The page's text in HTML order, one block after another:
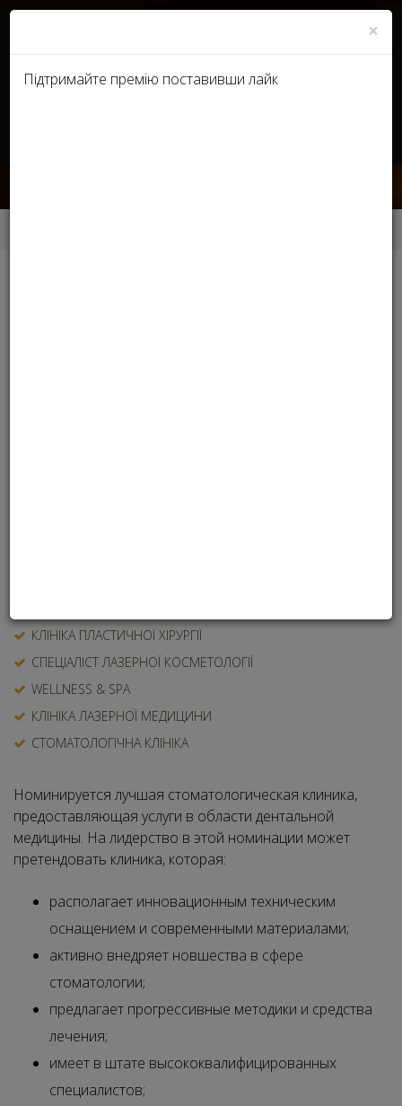
КЛІНІКА ПЛАСТИЧНОЇ ХІРУРГІЇ
СПЕЦІАЛІСТ ЛАЗЕРНОЇ КОСМЕТОЛОГІЇ
WELLNESS & SPA
КЛІНІКА ЛАЗЕРНОЇ МЕДИЦИНИ
СТОМАТОЛОГІЧНА КЛІНІКА
Номинируется лучшая стоматологическая клиника,
предоставляющая услуги в области дентальной
медицины. На лидерство в этой номинации может
претендовать клиника, которая:
располагает инновационным техническим
оснащением и современными материалами;
активно внедряет новшества в сфере
стоматологии;
предлагает прогрессивные методики и средства
лечения;
имеет в штате высококвалифицированных
специалистов;
×
Підтримайте премію поставивши лайк